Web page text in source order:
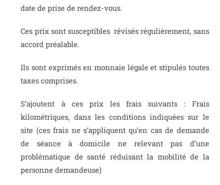
date de prise de rendez-vous.
Ces prix sont susceptibles révisés régulièrement, sans
accord préalable.
Ils sont exprimés en monnaie légale et stipulés toutes
taxes comprises.
S’ajoutent à ces prix les frais suivants : Frais
kilométriques, dans les conditions indiquées sur le
site (ces frais ne s’appliquent qu’en cas de demande
de séance à domicile ne relevant pas d’une
problématique de santé réduisant la mobilité de la
personne demandeuse)